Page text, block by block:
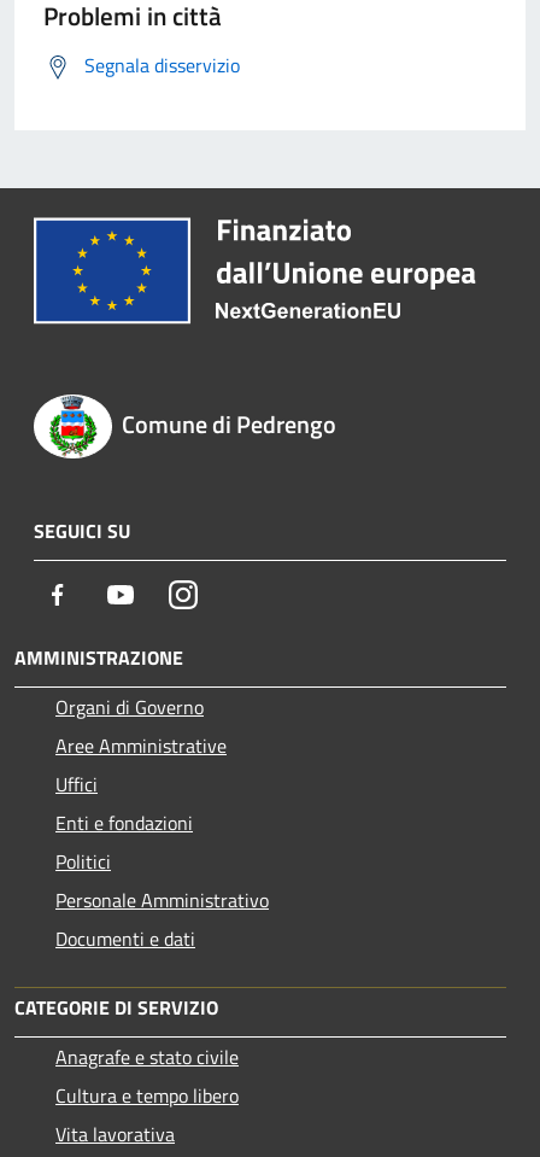
Problemi in città
Segnala disservizio
Comune di Pedrengo
SEGUICI SU
Facebook YoutubeInstagram
AMMINISTRAZIONE
Organi di Governo
Aree Amministrative
Uffici
Enti e fondazioni
Politici
Personale Amministrativo
Documenti e dati
CATEGORIE DI SERVIZIO
Anagrafe e stato civile
Cultura e tempo libero
Vita lavorativa